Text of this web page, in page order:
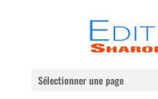
Sélectionner une page